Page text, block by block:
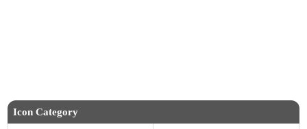
Icon Category